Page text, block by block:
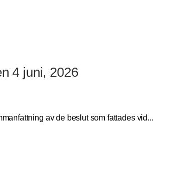
4 juni, 2026
av de beslut som fattades vid...